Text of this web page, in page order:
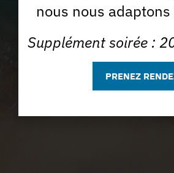
nous nous
Supplément soirée :
PRENEZ